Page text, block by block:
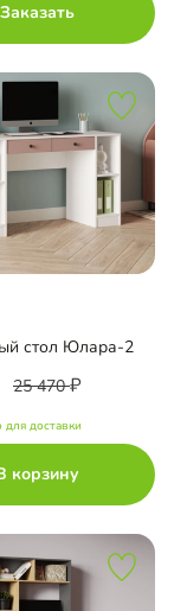
Заказать
стол Юлара-2
25 470
для доставки
корзину